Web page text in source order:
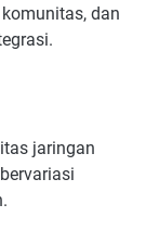
dan
jaringan